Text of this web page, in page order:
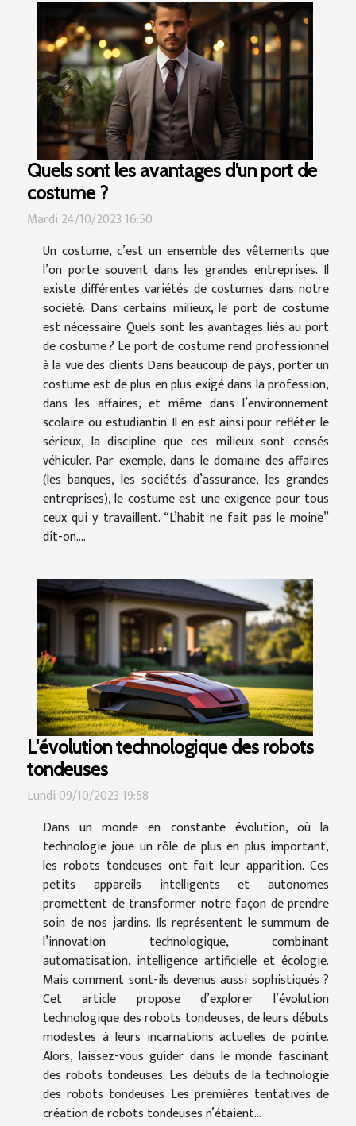
Quels sont les avantages d’un port de
costume ?
Mardi 24/10/2023 16:50
Un costume, c’est un ensemble des vêtements que
l’on porte souvent dans les grandes entreprises. Il
existe différentes variétés de costumes dans notre
société. Dans certains milieux, le port de costume
est nécessaire. Quels sont les avantages liés au port
de costume ? Le port de costume rend professionnel
à la vue des clients Dans beaucoup de pays, porter un
costume est de plus en plus exigé dans la profession,
dans les affaires, et même dans l’environnement
scolaire ou estudiantin. Il en est ainsi pour refléter le
sérieux, la discipline que ces milieux sont censés
véhiculer. Par exemple, dans le domaine des affaires
(les banques, les sociétés d’assurance, les grandes
entreprises), le costume est une exigence pour tous
ceux qui y travaillent. “L’habit ne fait pas le moine”
dit-on....
L'évolution technologique des robots
tondeuses
Lundi 09/10/2023 19:58
Dans un monde en constante évolution, où la
technologie joue un rôle de plus en plus important,
les robots tondeuses ont fait leur apparition. Ces
petits appareils intelligents et autonomes
promettent de transformer notre façon de prendre
soin de nos jardins. Ils représentent le summum de
l’innovation technologique, combinant
automatisation, intelligence artificielle et écologie.
Mais comment sont-ils devenus aussi sophistiqués ?
Cet article propose d’explorer l’évolution
technologique des robots tondeuses, de leurs débuts
modestes à leurs incarnations actuelles de pointe.
Alors, laissez-vous guider dans le monde fascinant
des robots tondeuses. Les débuts de la technologie
des robots tondeuses Les premières tentatives de
création de robots tondeuses n’étaient...